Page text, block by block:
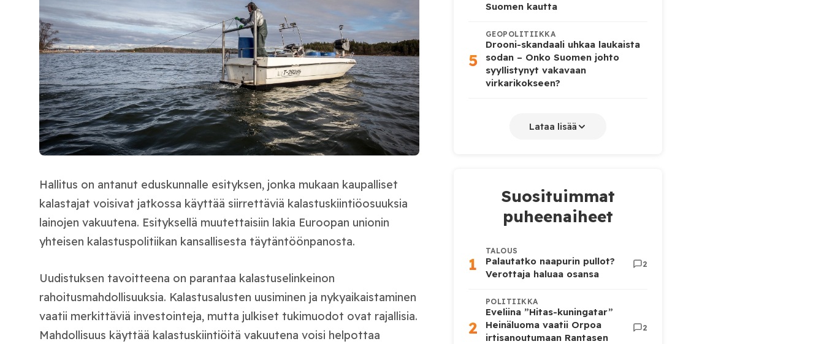
Hallitus on antanut eduskunnalle esityksen, jonka mukaan kaupalliset
kalastajat voisivat jatkossa käyttää siirrettäviä kalastuskiintiöosuuksia
lainojen vakuutena. Esityksellä muutettaisiin lakia Euroopan unionin
yhteisen kalastuspolitiikan kansallisesta täytäntöönpanosta.
Uudistuksen tavoitteena on parantaa kalastuselinkeinon
rahoitusmahdollisuuksia. Kalastusalusten uusiminen ja nykyaikaistaminen
vaatii merkittäviä investointeja, mutta julkiset tukimuodot ovat rajallisia.
Mahdollisuus käyttää kalastuskiintiöitä vakuutena voisi helpottaa
Suomen kautta
5
GEOPOLITIIKKA
Drooni-skandaali uhkaa laukaista
sodan – Onko Suomen johto
syyllistynyt vakavaan
virkarikokseen?
Lataa lisää
Suosituimmat
puheenaiheet
1
TALOUS
Palautatko naapurin pullot?
Verottaja haluaa osansa
2
2
POLITIIKKA
Eveliina ”Hitas-kuningatar”
Heinäluoma vaatii Orpoa
irtisanoutumaan Rantasen
2